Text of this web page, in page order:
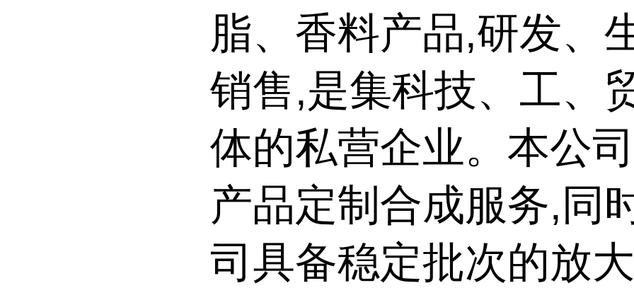
脂、香料产品,研发、
销售,是集科技、工、
体的私营企业。本公
产品定制合成服务,同
司具备稳定批次的放